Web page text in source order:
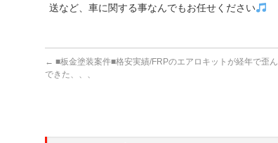
送など、車に関する事なんでもお任せください
← ■板金塗装案件■格安実績/FRPのエアロキットが経年で歪ん
できた、、、